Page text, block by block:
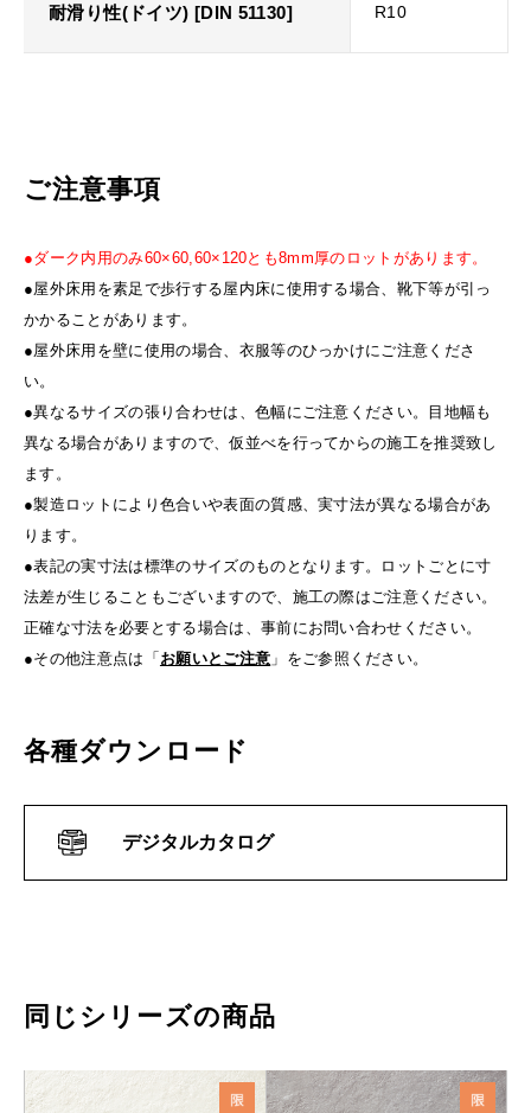
耐滑り性(ドイツ) [DIN 51130] R10
ご注意事項
●ダーク内用のみ60×60,60×120とも8mm厚のロットがあります。
●屋外床用を素足で歩行する屋内床に使用する場合、靴下等が引っ
かかることがあります。
●屋外床用を壁に使用の場合、衣服等のひっかけにご注意くださ
い。
●異なるサイズの張り合わせは、色幅にご注意ください。目地幅も
異なる場合がありますので、仮並べを行ってからの施工を推奨致し
ます。
●製造ロットにより色合いや表面の質感、実寸法が異なる場合があ
ります。
●表記の実寸法は標準のサイズのものとなります。ロットごとに寸
法差が生じることもございますので、施工の際はご注意ください。
正確な寸法を必要とする場合は、事前にお問い合わせください。
●その他注意点は「お願いとご注意 」をご参照ください。
各種ダウンロード
デジタルカタログ
同じシリーズの商品